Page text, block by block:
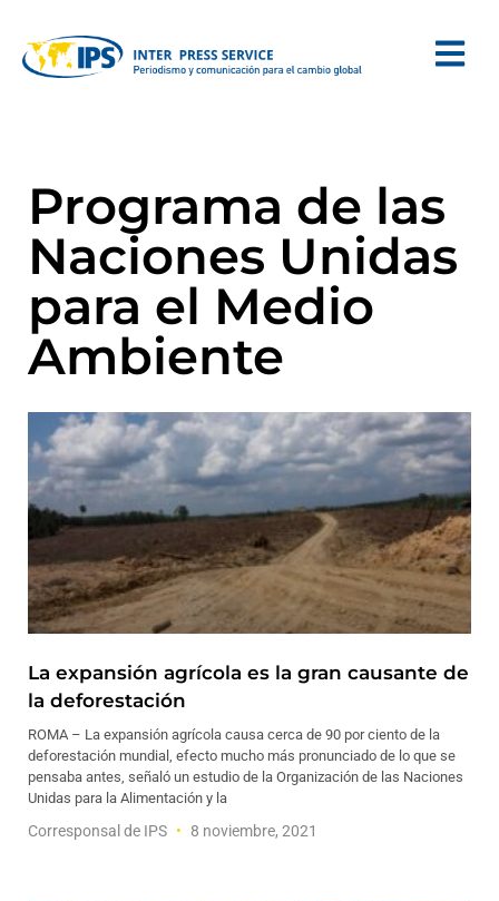
Programa de las
Naciones Unidas
para el Medio
Ambiente
La expansión agrícola es la gran causante de
la deforestación
ROMA – La expansión agrícola causa cerca de 90 por ciento de la
deforestación mundial, efecto mucho más pronunciado de lo que se
pensaba antes, señaló un estudio de la Organización de las Naciones
Unidas para la Alimentación y la
Corresponsal de IPS 8 noviembre, 2021